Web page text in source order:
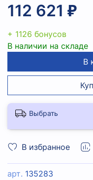
В избранное
арт. 135283
112 621 ₽
+ 1126 бонусов
В наличии на складе
В
Выбрать